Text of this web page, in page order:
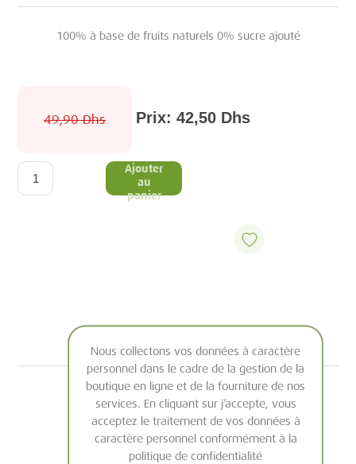
100% à base de fruits naturels 0% sucre ajouté
49,90 Dhs Prix: 42,50 Dhs
Ajouter
au
panier
Nous collectons vos données à caractère
personnel dans le cadre de la gestion de la
boutique en ligne et de la fourniture de nos
services. En cliquant sur j’accepte, vous
acceptez le traitement de vos données à
caractère personnel conformément à la
politique de confidentialité